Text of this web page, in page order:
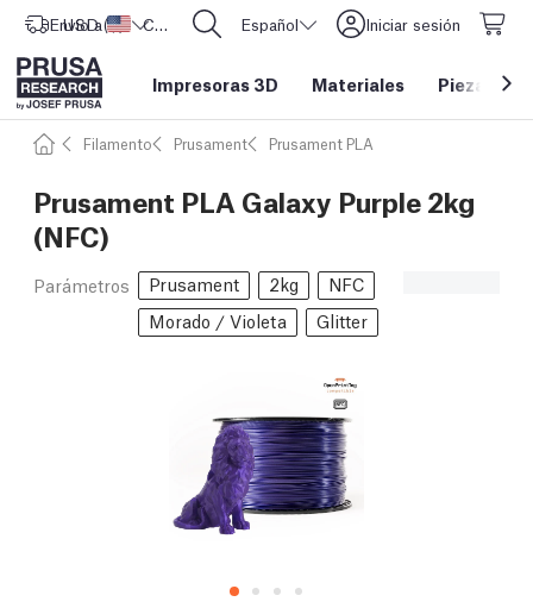
Envío a Estados Unidos
USD ($) CORE One L: ¡Ya disponible! Español Iniciar sesión
Impresoras 3D Materiales Piezas y
Filamento Prusament Prusament PLA
Prusament PLA Galaxy Purple 2kg
(NFC)
Parámetros Prusament 2kg
NFC
Morado / Violeta
Glitter